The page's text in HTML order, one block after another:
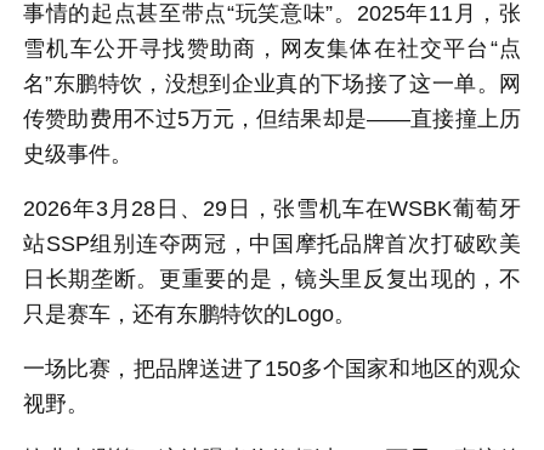
事情的起点甚至带点“玩笑意味”。2025年11月，张
雪机车公开寻找赞助商，网友集体在社交平台“点
名”东鹏特饮，没想到企业真的下场接了这一单。网
传赞助费用不过5万元，但结果却是——直接撞上历
史级事件。
2026年3月28日、29日，张雪机车在WSBK葡萄牙
站SSP组别连夺两冠，中国摩托品牌首次打破欧美
日长期垄断。更重要的是，镜头里反复出现的，不
只是赛车，还有东鹏特饮的Logo。
一场比赛，把品牌送进了150多个国家和地区的观众
视野。